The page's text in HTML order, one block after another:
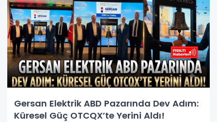
Gersan Elektrik ABD Pazarında Dev Adım:
Küresel Güç OTCQX’te Yerini Aldı!